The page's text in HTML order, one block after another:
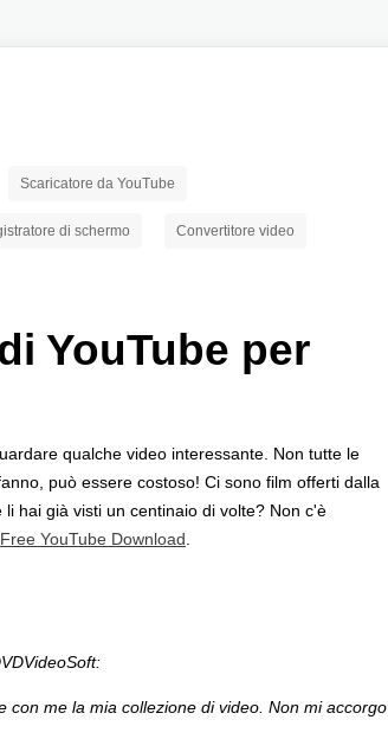
Scaricatore da YouTube
di schermo Convertitore video
YouTube per
qualche video interessante. Non tutte le
può essere costoso! Ci sono film offerti dalla
hai già visti un centinaio di volte? Non c'è
Free YouTube Download
me la mia collezione di video. Non mi accorgo